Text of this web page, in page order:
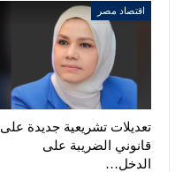
اقتصاد مصر
تعديلات تشريعية جديدة على
قانوني الضريبة على
الدخل…